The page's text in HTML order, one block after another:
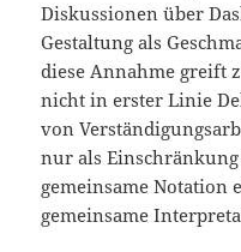
Diskussionen über
Gestaltung als
diese Annahme greift
nicht in erster Linie
von
nur als
gemeinsame Notation
gemeinsame